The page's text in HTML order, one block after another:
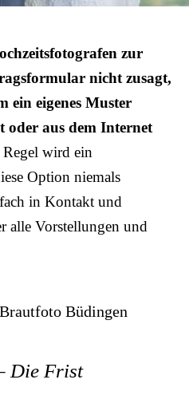
zur
nicht zusagt,
ein eigenes Muster
oder aus dem Internet
wird ein
Option niemals
in Kontakt und
alle Vorstellungen und
Die Frist